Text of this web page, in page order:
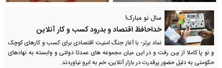
سال نو مبارک!
خداحافظ اقتصاد و بدرود کسب و کار آنلاین
نماد برتر- با آغاز جنگ امنیت اقتصادی برای کسب و کارهای کوچک
و نو پا کاملا از بین رفت و در این میان مجموعه های عمدتا دولتی و وابسته به نهادهای
حکومتی به دلیل حضور پرقدرت در بازار آنلاین، خم به ابرو نیاوردند.